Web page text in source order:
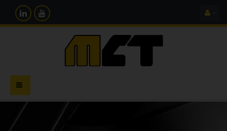
Navegación
Toggle